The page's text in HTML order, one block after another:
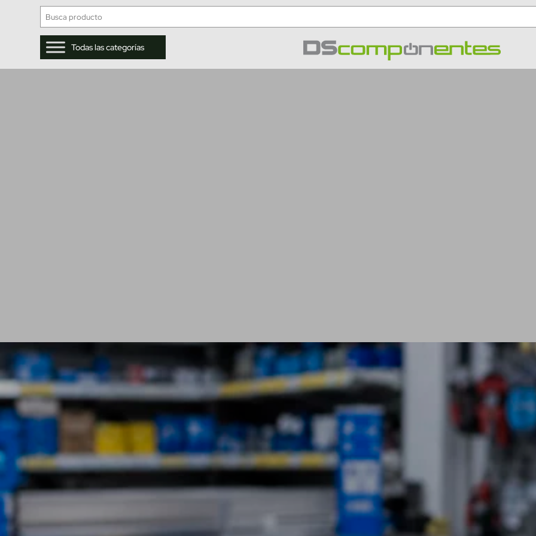
Todas las categorías